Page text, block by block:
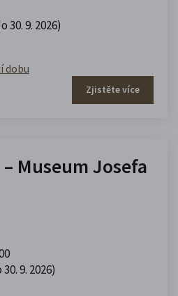
30. 9. 2026)
dobu
Zjistěte více
Museum Josefa
9. 2026)